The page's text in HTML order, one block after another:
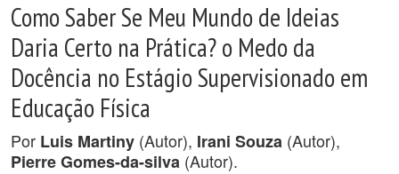
Como Saber Se Meu Mundo de Ideias
Daria Certo na Prática? o Medo da
Docência no Estágio Supervisionado em
Educação Física
Por Luis Martiny (Autor), Irani Souza (Autor),
Pierre Gomes-da-silva (Autor).